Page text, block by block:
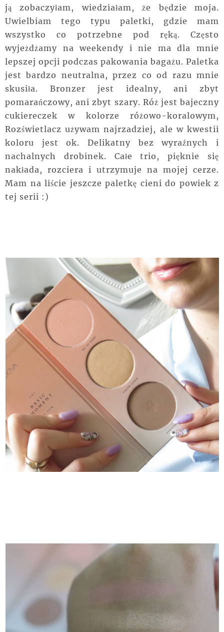
ją zobaczyłam, wiedziałam, że będzie moja.
Uwielbiam tego typu paletki, gdzie mam
wszystko co potrzebne pod ręką. Często
wyjeżdżamy na weekendy i nie ma dla mnie
lepszej opcji podczas pakowania bagażu. Paletka
jest bardzo neutralna, przez co od razu mnie
skusiła. Bronzer jest idealny, ani zbyt
pomarańczowy, ani zbyt szary. Róż jest bajeczny
cukiereczek w kolorze różowo-koralowym,
Rozświetlacz używam najrzadziej, ale w kwestii
koloru jest ok. Delikatny bez wyraźnych i
nachalnych drobinek. Całe trio, pięknie się
nakłada, rozciera i utrzymuje na mojej cerze.
Mam na liście jeszcze paletkę cieni do powiek z
tej serii :)